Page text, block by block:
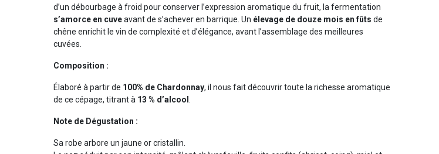
d’un débourbage à froid pour conserver l’expression aromatique du fruit, la fermentation
s’amorce en cuveavant de s’achever en barrique. Un élevage de douze mois en fûts de
chêne enrichit le vin de complexité et d’élégance, avant l’assemblage des meilleures
cuvées.
Composition :
Élaboré à partir de 100% de Chardonnay, il nous fait découvrir toute la richesse aromatique
de ce cépage, titrant à 13 % d’alcool
Note de Dégustation :
Sa robe arbore un jaune or cristallin.